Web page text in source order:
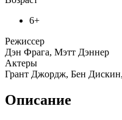
6+
Режиссер
Дэн Фрага, Мэтт Дэннер
Актеры
Грант Джордж, Бен
Описание